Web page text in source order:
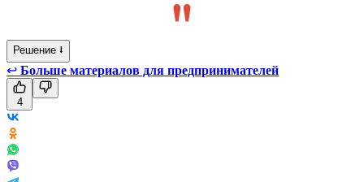
Решение ⭣
↩ Больше материалов для предпринимателей
4